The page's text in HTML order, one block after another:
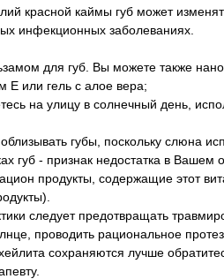
красной каймы губ может
инфекционных заболеваниях.
для губ. Вы можете также
Е или гель с алое вера;
на улицу в солнечный день,
губы, поскольку слюна
губ - признак недостатка в
продукты, содержащие этот
следует предотвращать
проводить рациональное
сохраняются лучше